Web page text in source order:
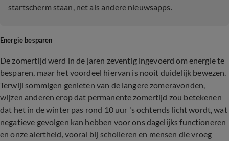
startscherm staan, net als andere nieuwsapps.
Energie besparen
De zomertijd werd in de jaren zeventig ingevoerd om energie te
besparen, maar het voordeel hiervan is nooit duidelijk bewezen.
Terwijl sommigen genieten van de langere zomeravonden,
wijzen anderen erop dat permanente zomertijd zou betekenen
dat het in de winter pas rond 10 uur 's ochtends licht wordt, wat
negatieve gevolgen kan hebben voor ons dagelijks functioneren
en onze alertheid, vooral bij scholieren en mensen die vroeg